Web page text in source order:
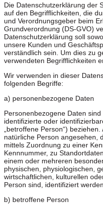
Die Datenschutzerklärung der
auf den Begrifflichkeiten, die
und Verordnungsgeber beim
Grundverordnung (DS-GVO)
Datenschutzerklärung soll
unsere Kunden und
verständlich sein. Um dies zu
verwendeten Begrifflichkeiten
Wir verwenden in dieser
folgenden Begriffe:
a) personenbezogene Daten
Personenbezogene Daten
identifizierte oder
„betroffene Person“)
natürliche Person angesehen,
mittels Zuordnung zu einer
Kennnummer, zu
einem oder mehreren
physischen, physiologischen,
wirtschaftlichen, kulturellen
Person sind, identifiziert
b) betroffene Person